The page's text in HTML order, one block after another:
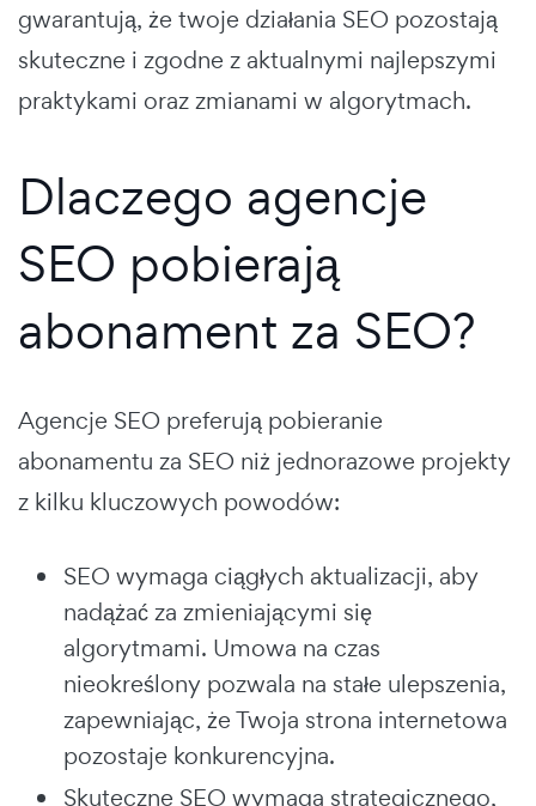
gwarantują, że twoje działania SEO pozostają
skuteczne i zgodne z aktualnymi najlepszymi
praktykami oraz zmianami w algorytmach.
Dlaczego agencje
SEO pobierają
abonament za SEO?
Agencje SEO preferują pobieranie
abonamentu za SEO niż jednorazowe projekty
z kilku kluczowych powodów:
SEO wymaga ciągłych aktualizacji, aby
nadążać za zmieniającymi się
algorytmami. Umowa na czas
nieokreślony pozwala na stałe ulepszenia,
zapewniając, że Twoja strona internetowa
pozostaje konkurencyjna.
Skuteczne SEO wymaga strategicznego,